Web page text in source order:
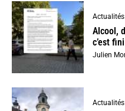
Actualités
Alcool,
c’est
Julien
Actualités